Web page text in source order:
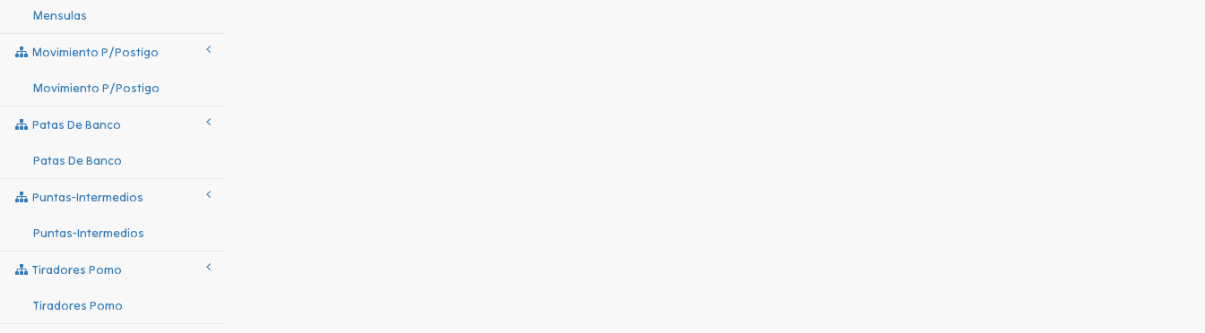
Mensulas
Movimiento P/postigo
Movimiento P/postigo
Patas De Banco
Patas De Banco
Puntas-Intermedios
Puntas-Intermedios
Tiradores Pomo
Tiradores Pomo